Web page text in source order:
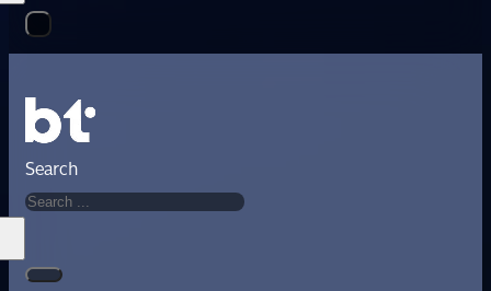
Search